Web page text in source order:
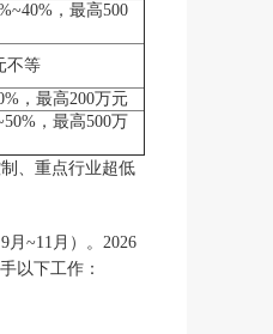
，最高500
不等
，最高200万元
，最高500万
、重点行业超低
~11月）。2026
以下工作：